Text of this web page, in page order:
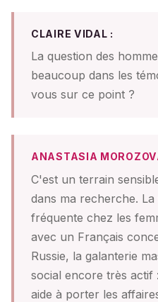
CLAIRE VIDAL :
La question des
beaucoup dans les
vous sur ce point ?
ANASTASIA
C'est un terrain
dans ma recherche.
fréquente chez les
avec un Français
Russie, la galanterie
social encore très
aide à porter les